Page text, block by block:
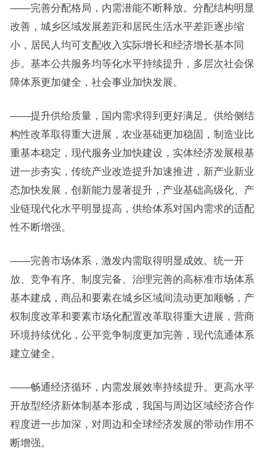
——完善分配格局，内需潜能不断释放。分配结构明显
改善，城乡区域发展差距和居民生活水平差距逐步缩
小，居民人均可支配收入实际增长和经济增长基本同
步。基本公共服务均等化水平持续提升，多层次社会保
障体系更加健全，社会事业加快发展。
——提升供给质量，国内需求得到更好满足。供给侧结
构性改革取得重大进展，农业基础更加稳固，制造业比
重基本稳定，现代服务业加快建设，实体经济发展根基
进一步夯实，传统产业改造提升加速推进，新产业新业
态加快发展，创新能力显著提升，产业基础高级化、产
业链现代化水平明显提高，供给体系对国内需求的适配
性不断增强。
——完善市场体系，激发内需取得明显成效。统一开
放、竞争有序、制度完备、治理完善的高标准市场体系
基本建成，商品和要素在城乡区域间流动更加顺畅，产
权制度改革和要素市场化配置改革取得重大进展，营商
环境持续优化，公平竞争制度更加完善，现代流通体系
建立健全。
——畅通经济循环，内需发展效率持续提升。更高水平
开放型经济新体制基本形成，我国与周边区域经济合作
程度进一步加深，对周边和全球经济发展的带动作用不
断增强。